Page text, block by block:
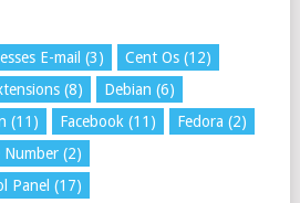
E-mail (3) Cent Os(12)
(8) Debian (6)
(11) Facebook (11) Fedora (2)
Number(2)
Panel (17)